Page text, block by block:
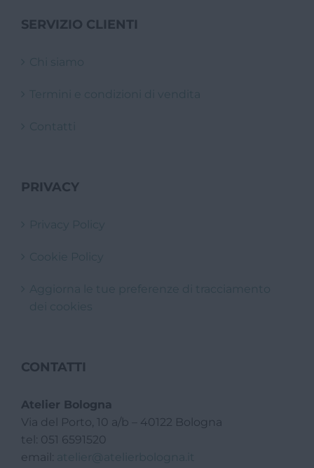
SERVIZIO CLIENTI
PRIVACY
CONTATTI
Atelier Bologna
Via del Porto, 10 a/b – 40122 Bologna
tel: 051 6591520
email: